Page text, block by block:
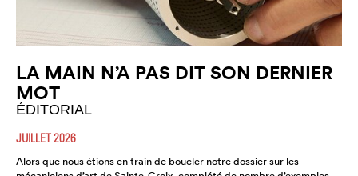
LA MAIN N’A PAS DIT SON DERNIER
MOT
ÉDITORIAL
JUILLET 2026
Alors que nous étions en train de boucler notre dossier sur les